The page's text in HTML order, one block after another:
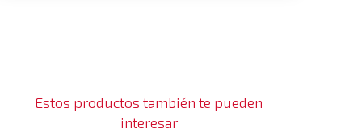
Estos productos también te pueden
interesar